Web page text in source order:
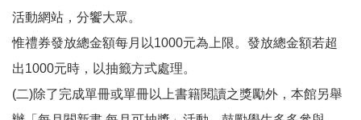
活動網站，分饗大眾。
惟禮券發放總金額每月以1000元為上限。發放總金額若超
出1000元時，以抽籤方式處理。
(二)除了完成單冊或單冊以上書籍閱讀之獎勵外，本館另舉